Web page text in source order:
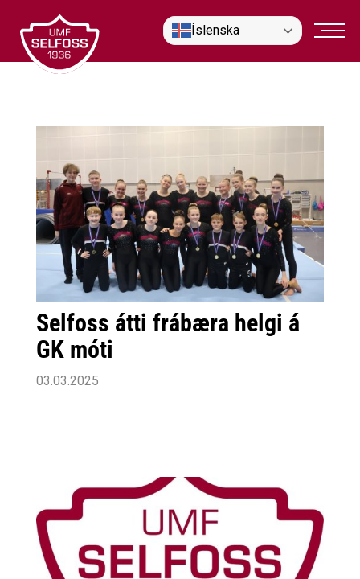
efni
Íslenska
Selfoss átti frábæra helgi á
GK móti
03.03.2025